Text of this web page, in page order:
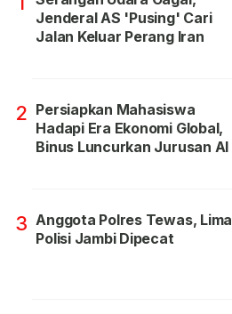
Jenderal AS 'Pusing' Cari
Jalan Keluar Perang Iran
2 Persiapkan Mahasiswa
Hadapi Era Ekonomi Global,
Binus Luncurkan Jurusan AI
3 Anggota Polres Tewas, Lima
Polisi Jambi Dipecat